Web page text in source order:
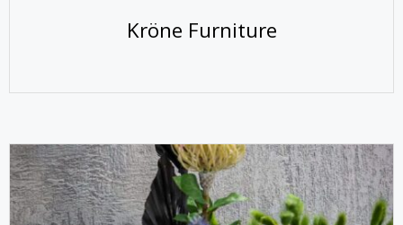
Kröne Furniture